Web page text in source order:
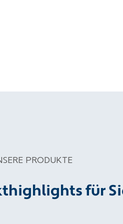
PRODUKTE
für